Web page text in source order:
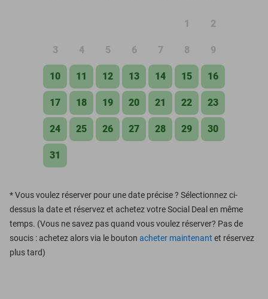
1 2
3 4 5 6 7 8 9
10 11 12 13 14 15 16
17 18 19 20 21 22 23
24 25 26 27 28 29 30
31
*Vous voulez réserver pour une date précise ? Sélectionnez ci-
dessus la date et réservez et achetez votre Social Deal en même
temps. (Vous ne savez pas quand vous voulez réserver? Pas de
soucis : achetez alors via le bouton acheter maintenant et réservez
plus tard)